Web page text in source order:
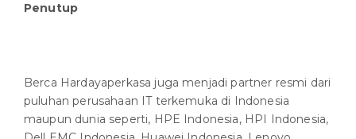
Penutup
Berca Hardayaperkasa juga menjadi partner resmi dari
puluhan perusahaan IT terkemuka di Indonesia
maupun dunia seperti, HPE Indonesia, HPI Indonesia,